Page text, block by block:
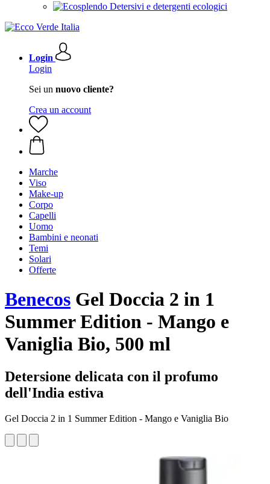
Detersivi e detergenti ecologici
Login
Login
Sei un nuovo cliente?
Crea un account
Marche
Viso
Make-up
Corpo
Capelli
Uomo
Bambini e neonati
Temi
Solari
Offerte
Benecos Gel Doccia 2 in 1
Summer Edition - Mango e
Vaniglia Bio, 500 ml
Detersione delicata con il profumo
dell'India estiva
Gel Doccia 2 in 1 Summer Edition - Mango e Vaniglia Bio